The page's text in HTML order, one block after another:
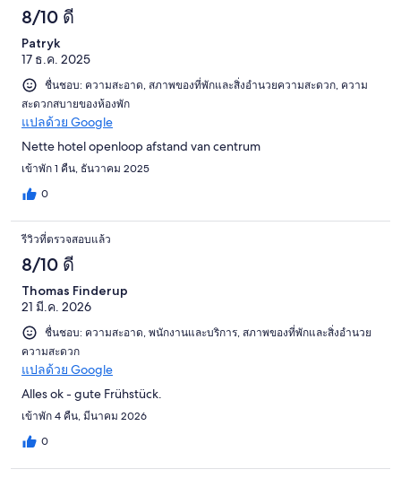
8/10 ดี
Patryk
17 ธ.ค. 2025
ชื่นชอบ: ความสะอาด, สภาพของที่พักและสิ่งอำนวยความสะดวก, ความ
สะดวกสบายของห้องพัก
แปลด้วย Google
Nette hotel openloop afstand van centrum
เข้าพัก 1 คืน, ธันวาคม 2025
0
รีวิวที่ตรวจสอบแล้ว
8/10 ดี
Thomas Finderup
21 มี.ค. 2026
ชื่นชอบ: ความสะอาด, พนักงานและบริการ, สภาพของที่พักและสิ่งอำนวย
ความสะดวก
แปลด้วย Google
Alles ok - gute Frühstück.
เข้าพัก 4 คืน, มีนาคม 2026
0